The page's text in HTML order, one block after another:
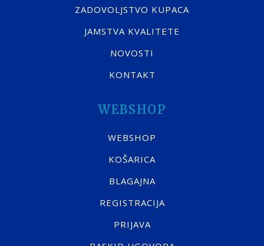
ZADOVOLJSTVO KUPACA
JAMSTVA KVALITETE
NOVOSTI
KONTAKT
WEBSHOP
WEBSHOP
KOŠARICA
BLAGAJNA
REGISTRACIJA
PRIJAVA